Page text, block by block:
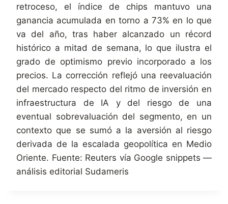
retroceso, el índice de chips mantuvo una
ganancia acumulada en torno a 73% en lo que
va del año, tras haber alcanzado un récord
histórico a mitad de semana, lo que ilustra el
grado de optimismo previo incorporado a los
precios. La corrección reflejó una reevaluación
del mercado respecto del ritmo de inversión en
infraestructura de IA y del riesgo de una
eventual sobrevaluación del segmento, en un
contexto que se sumó a la aversión al riesgo
derivada de la escalada geopolítica en Medio
Oriente. Fuente: Reuters vía Google snippets —
análisis editorial Sudameris